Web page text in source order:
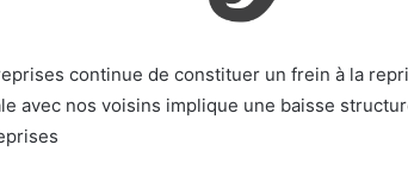
continue de constituer un frein à la
avec nos voisins implique une baisse